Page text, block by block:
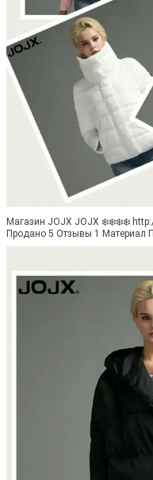
Магазин JOJX JOJX ❄️❄️❄️❄️
Продано 5 Отзывы 1 Материал